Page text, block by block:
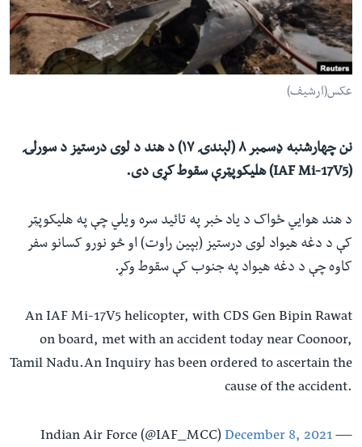
شئ
لټون
ځای
له مونږ سره په تماس کې پاتې شئ
عکس(ارشیف)
نن چهارشنبه ډسمبر ۸ (لېندۍ ۱۷) د هند د لوی درستیز د سورلۍ
(IAF Mi-17V5) هلیکوپټرې سقوط کړی دی.
د هند هوايي ځواک د یاد خبر په تائید سره ویلي چې په هلیکوپټر
کې د دغه هیواد لوی درستیز (بپین راوت) او څو نورو کسانو سفر
کاوه چې د دغه هیواد په جنوب کې سقوط وکړ.
An IAF Mi-17V5 helicopter, with CDS Gen Bipin Rawat
on board, met with an accident today near Coonoor,
Tamil Nadu.An Inquiry has been ordered to ascertain the
cause of the accident.
— Indian Air Force (@IAF_MCC)
December 8, 2021